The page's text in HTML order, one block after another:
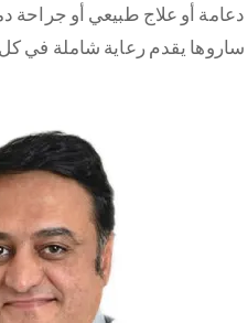
دعامة أو علاج طبيعي أو جراحة
ساروها يقدم رعاية شاملة في